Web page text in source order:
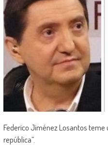
Federico Jiménez Losantos teme
república”.